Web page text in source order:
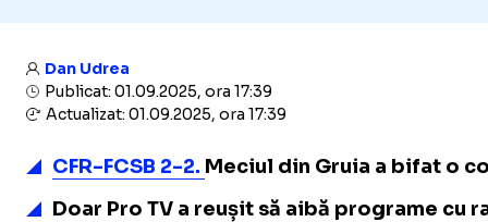
Dan Udrea
Publicat: 01.09.2025, ora 17:39
Actualizat: 01.09.2025, ora 17:39
CFR-FCSB 2-2. Meciul din Gruia a bifat o
Doar Pro TV a reușit să aibă programe cu